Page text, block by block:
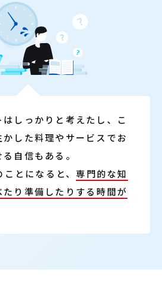
しっかりと考えたし、こ
した料理やサービスでお
自信もある。
とになると、専門的な知
り準備したりする時間が